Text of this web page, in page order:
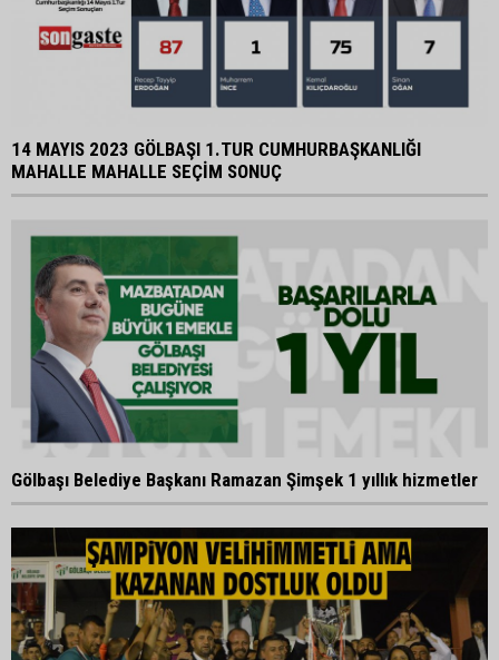
14 MAYIS 2023 GÖLBAŞI 1.TUR CUMHURBAŞKANLIĞI
MAHALLE MAHALLE SEÇİM SONUÇ
Gölbaşı Belediye Başkanı Ramazan Şimşek 1 yıllık hizmetler